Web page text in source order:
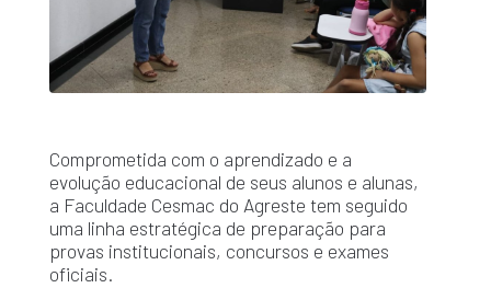
Comprometida com o aprendizado e a
evolução educacional de seus alunos e alunas,
a Faculdade Cesmac do Agreste tem seguido
uma linha estratégica de preparação para
provas institucionais, concursos e exames
oficiais.